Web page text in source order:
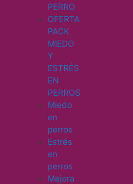
PERRO
OFERTA
PACK
MIEDO
Y
ESTRÉS
EN
PERROS
Miedo
en
perros
Estrés
en
perros
Mejora